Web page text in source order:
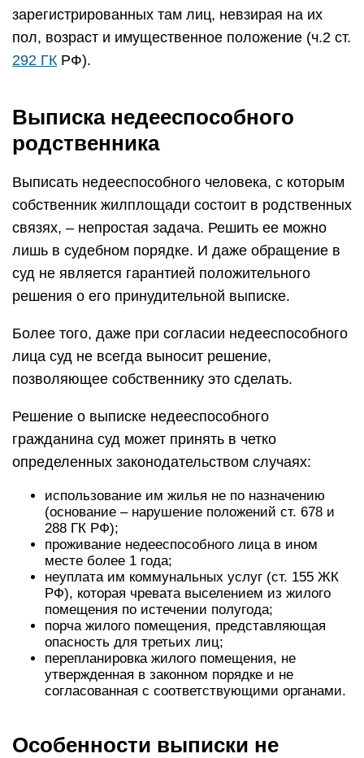
зарегистрированных там лиц, невзирая на их
пол, возраст и имущественное положение (ч.2 ст.
292 ГКРФ).
Выписка недееспособного
родственника
Выписать недееспособного человека, с которым
собственник жилплощади состоит в родственных
связях, – непростая задача. Решить ее можно
лишь в судебном порядке. И даже обращение в
суд не является гарантией положительного
решения о его принудительной выписке.
Более того, даже при согласии недееспособного
лица суд не всегда выносит решение,
позволяющее собственнику это сделать.
Решение о выписке недееспособного
гражданина суд может принять в четко
определенных законодательством случаях:
использование им жилья не по назначению
(основание – нарушение положений ст. 678 и
288 ГК РФ);
проживание недееспособного лица в ином
месте более 1 года;
неуплата им коммунальных услуг (ст. 155 ЖК
РФ), которая чревата выселением из жилого
помещения по истечении полугода;
порча жилого помещения, представляющая
опасность для третьих лиц;
перепланировка жилого помещения, не
утвержденная в законном порядке и не
согласованная с соответствующими органами.
Особенности выписки не